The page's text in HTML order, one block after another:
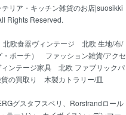
リア・キッチン雑貨のお店|suosikki
Rights Reserved.
北欧食器ヴィンテージ
北欧 生地/布/
ポーチ）
ファッション雑貨/アクセ
ンテージ家具
北欧 ファブリックパ
の買取り 木製カトラリー/皿
グスタフスベリ
Rorstrandロール